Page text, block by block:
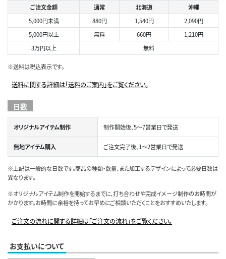
ご注文金額 通常 北海道
沖縄
5,000円未満
880円 1,540円
2,090円
5,000円以上
無料 660円
1,210円
3万円以上
無料
※送料は税込表示です。
送料に関する詳細は「送料のご案内」をご覧ください。
日数
オリジナルアイテム制作 制作開始後、5～7営業日で発送
無地アイテム購入 ご注文完了後、1～2営業日で発送
※上記は一般的な日数です。商品の種類・数量、また加工するデザインによって必要日数は
異なります。
※オリジナルアイテム制作を開始するまでに、打ち合わせや完成イメージ制作のお時間が
かかります。お時間に余裕を持ってお早めにご相談いただくことをおすすめいたします。
ご注文の流れに関する詳細は「ご注文の流れ」をご覧ください。
お支払いについて